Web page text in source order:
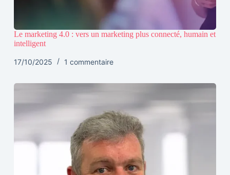
Le marketing 4.0 : vers un marketing plus connecté, humain et
intelligent
17/10/2025 1 commentaire